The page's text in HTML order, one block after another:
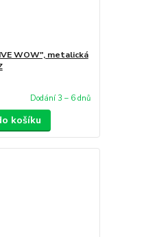
WOW", metalická
Dodání 3 – 6 dnů
košíku